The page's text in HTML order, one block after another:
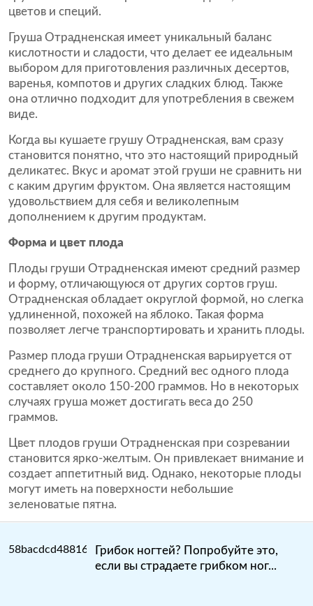
цветов и специй.
Груша Отрадненская имеет уникальный баланс
кислотности и сладости, что делает ее идеальным
выбором для приготовления различных десертов,
варенья, компотов и других сладких блюд. Также
она отлично подходит для употребления в свежем
виде.
Когда вы кушаете грушу Отрадненская, вам сразу
становится понятно, что это настоящий природный
деликатес. Вкус и аромат этой груши не сравнить ни
с каким другим фруктом. Она является настоящим
удовольствием для себя и великолепным
дополнением к другим продуктам.
Форма и цвет плода
Плоды груши Отрадненская имеют средний размер
и форму, отличающуюся от других сортов груш.
Отрадненская обладает округлой формой, но слегка
удлиненной, похожей на яблоко. Такая форма
позволяет легче транспортировать и хранить плоды.
Размер плода груши Отрадненская варьируется от
среднего до крупного. Средний вес одного плода
составляет около 150-200 граммов. Но в некоторых
случаях груша может достигать веса до 250
граммов.
Цвет плодов груши Отрадненская при созревании
становится ярко-желтым. Он привлекает внимание и
создает аппетитный вид. Однако, некоторые плоды
могут иметь на поверхности небольшие
зеленоватые пятна.
Грибок ногтей? Попробуйте это,
если вы страдаете грибком ног...